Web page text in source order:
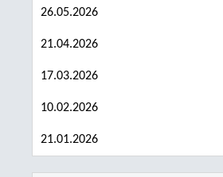
26.05.2026
21.04.2026
17.03.2026
10.02.2026
21.01.2026